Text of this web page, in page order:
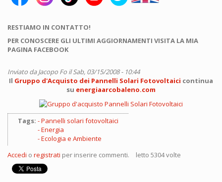
RESTIAMO IN CONTATTO!
PER CONOSCERE GLI ULTIMI AGGIORNAMENTI VISITA LA MIA
PAGINA FACEBOOK
Inviato daJacopo Fo il Sab, 03/15/2008 - 10:44
Il Gruppo d'Acquisto dei Pannelli Solari Fotovoltaici continua
su energiaarcobaleno.com
Tags:
Pannelli solari fotovoltaici
Energia
Ecologia e Ambiente
Accedi o registrati per inserire commenti. letto 5304 volte